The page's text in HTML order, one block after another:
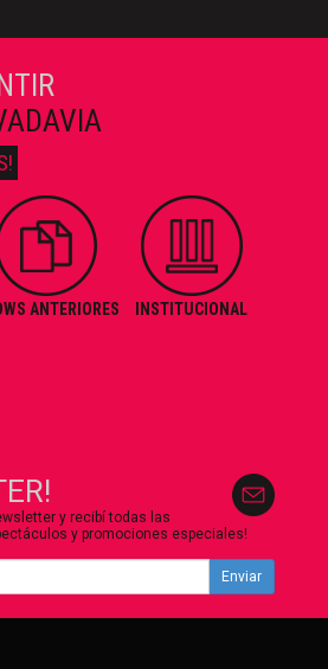
ANTERIORES INSTITUCIONAL
y recibí todas las
y promociones especiales!
Enviar